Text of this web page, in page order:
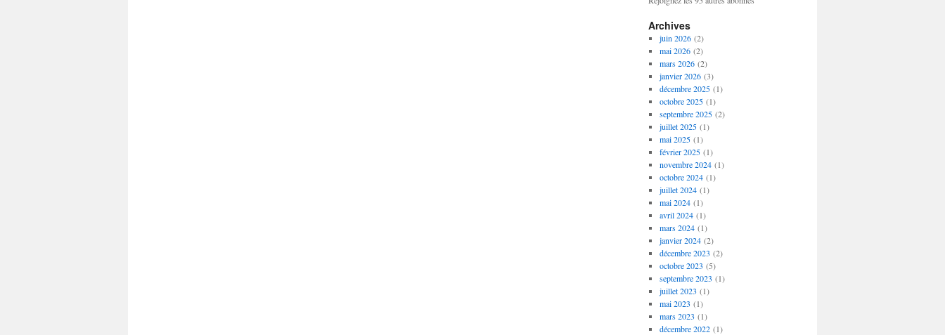
Archives
juin 2026(2)
mai 2026(2)
mars 2026(2)
janvier 2026(3)
décembre 2025(1)
octobre 2025(1)
septembre 2025(2)
juillet 2025(1)
mai 2025(1)
février 2025(1)
novembre 2024(1)
octobre 2024(1)
juillet 2024(1)
mai 2024(1)
avril 2024(1)
mars 2024(1)
janvier 2024(2)
décembre 2023 (2)
octobre 2023 (5)
septembre 2023 (1)
juillet 2023 (1)
mai 2023 (1)
mars 2023 (1)
décembre 2022(1)